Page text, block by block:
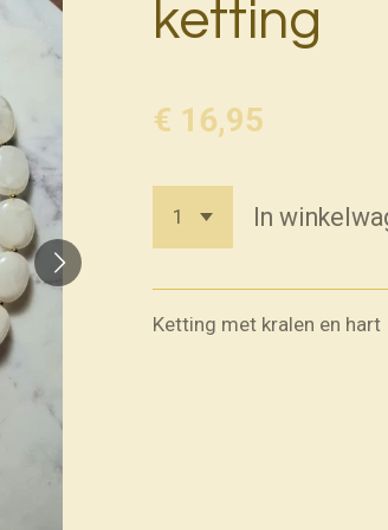
ketting
€ 16,95
In
Ketting met kralen en hart